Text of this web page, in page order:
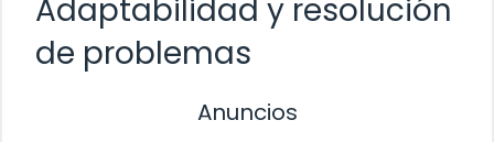
Adaptabilidad y resolución
de problemas
Anuncios